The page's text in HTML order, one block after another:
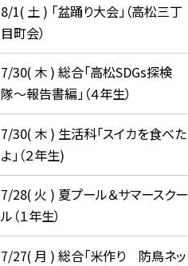
8/1( 土 ) 「盆踊り大会」（高松三丁
目町会）
7/30( 木 ) 総合「高松SDGs探検
隊〜報告書編」（４年生）
7/30( 木 ) 生活科「スイカを食べた
よ」（２年生)
7/28( 火 ) 夏プール＆サマースクー
ル（１年生）
7/27( 月 ) 総合「米作り 防鳥ネッ